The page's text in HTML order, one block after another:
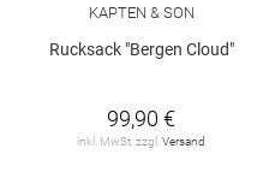
KAPTEN & SON
Rucksack "Bergen Cloud"
99,90 €
inkl. MwSt. zzgl. Versand